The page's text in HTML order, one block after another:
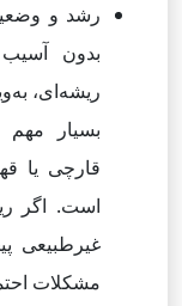
رشد و
بدون
ریشه‌ای،
بسیار
قارچی یا
است. اگر
غیرطبیعی
مشکلات